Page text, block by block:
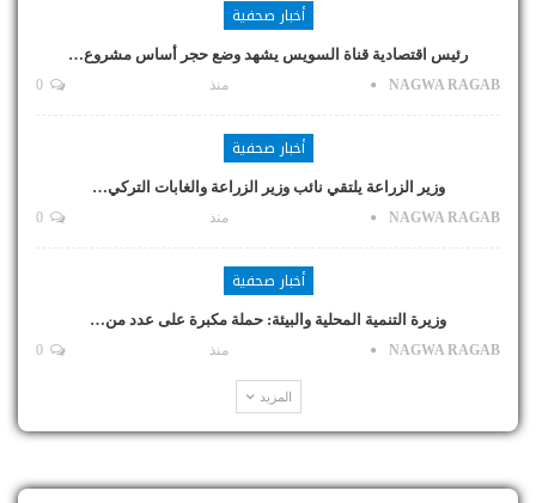
أخبار صحفية
رئيس اقتصادية قناة السويس يشهد وضع حجر أساس مشروع…
NAGWA RAGAB منذ
أخبار صحفية
وزير الزراعة يلتقي نائب وزير الزراعة والغابات التركي…
NAGWA RAGAB منذ
أخبار صحفية
وزيرة التنمية المحلية والبيئة: حملة مكبرة على عدد من…
NAGWA RAGAB منذ
المزيد